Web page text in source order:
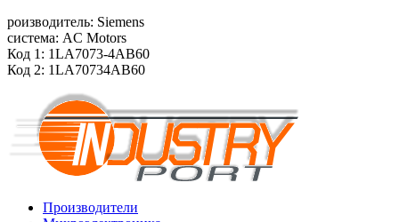
роизводитель: Siemens
система: AC Motors
Код 1: 1LA7073-4AB60
Код 2: 1LA70734AB60
Производители